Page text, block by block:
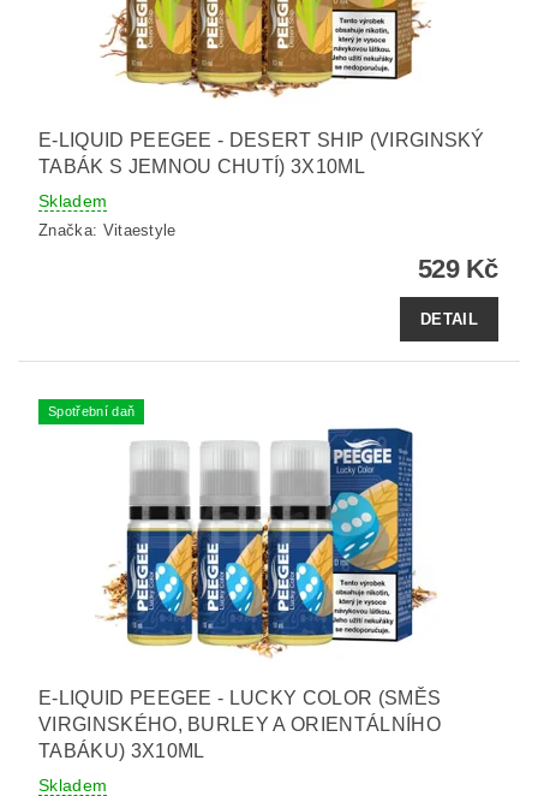
E-LIQUID PEEGEE - DESERT SHIP (VIRGINSKÝ
TABÁK S JEMNOU CHUTÍ) 3X10ML
Skladem
Značka: Vitaestyle
529 Kč
DETAIL
Spotřební daň
E-LIQUID PEEGEE - LUCKY COLOR (SMĚS
VIRGINSKÉHO, BURLEY A ORIENTÁLNÍHO
TABÁKU) 3X10ML
Skladem